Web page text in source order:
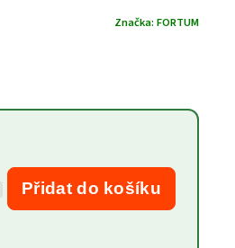
Přidat do košíku
Značka: FORTUM